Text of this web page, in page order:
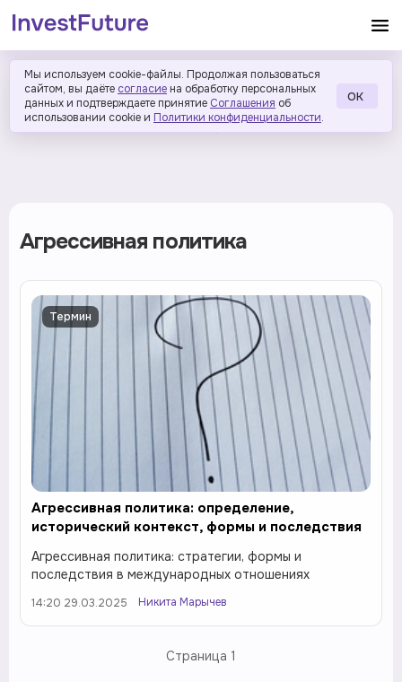
Мы используем cookie-файлы. Продолжая пользоваться
сайтом, вы даёте согласие на обработку персональных
данных и подтверждаете принятие Соглашения об
использовании cookie и Политики конфиденциальности.
ОК
Агрессивная политика
Термин
Агрессивная политика: определение,
исторический контекст, формы и последствия
Агрессивная политика: стратегии, формы и
последствия в международных отношениях
14:20 29.03.2025 Никита Марычев
Страница 1